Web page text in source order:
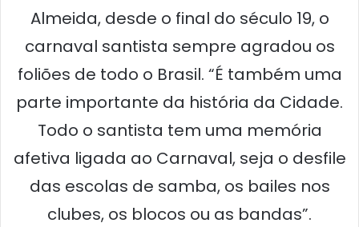
Almeida, desde o final do século 19, o
carnaval santista sempre agradou os
foliões de todo o Brasil. “É também uma
parte importante da história da Cidade.
Todo o santista tem uma memória
afetiva ligada ao Carnaval, seja o desfile
das escolas de samba, os bailes nos
clubes, os blocos ou as bandas”.